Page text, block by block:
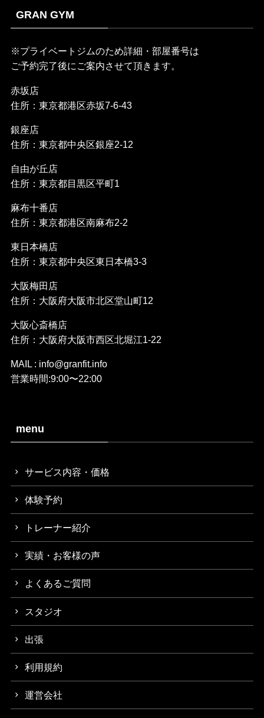
GRAN GYM
※プライベートジムのため詳細・部屋番号は
ご予約完了後にご案内させて頂きます。
赤坂店
住所：東京都港区赤坂7-6-43
銀座店
住所：東京都中央区銀座2-12
自由が丘店
住所：東京都目黒区平町1
麻布十番店
住所：東京都港区南麻布2-2
東日本橋店
住所：東京都中央区東日本橋3-3
大阪梅田店
住所：大阪府大阪市北区堂山町12
大阪心斎橋店
住所：大阪府大阪市西区北堀江1-22
MAIL : info@granfit.info
営業時間:9:00〜22:00
menu
サービス内容・価格
体験予約
トレーナー紹介
実績・お客様の声
よくあるご質問
スタジオ
出張
利用規約
運営会社